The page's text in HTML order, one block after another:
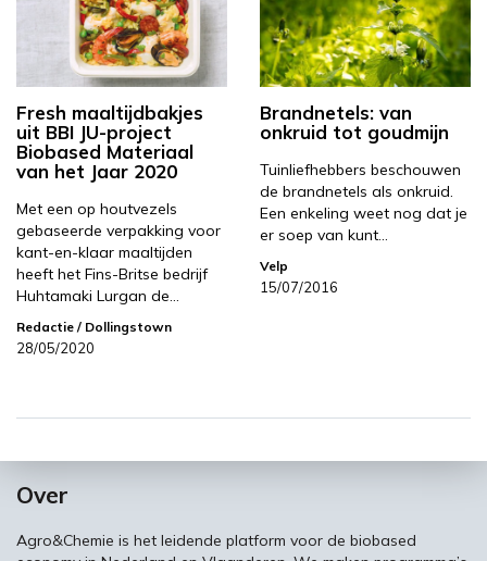
Fresh maaltijdbakjes
uit BBI JU-project
Biobased Materiaal
van het Jaar 2020
Met een op houtvezels
gebaseerde verpakking voor
kant-en-klaar maaltijden
heeft het Fins-Britse bedrijf
Huhtamaki Lurgan de…
Redactie / Dollingstown
28/05/2020
Brandnetels: van
onkruid tot goudmijn
Tuinliefhebbers beschouwen
de brandnetels als onkruid.
Een enkeling weet nog dat je
er soep van kunt…
Velp
15/07/2016
Over
Agro&Chemie is het leidende platform voor de biobased